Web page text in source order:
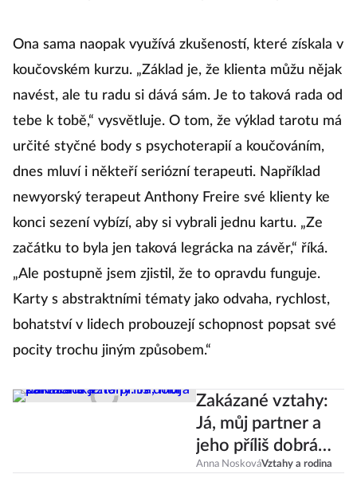
Ona sama naopak využívá zkušeností, které získala v
koučovském kurzu. „Základ je, že klienta můžu nějak
navést, ale tu radu si dává sám. Je to taková rada od
tebe k tobě,“ vysvětluje. O tom, že výklad tarotu má
určité styčné body s psychoterapií a koučováním,
dnes mluví i někteří seriózní terapeuti. Například
newyorský terapeut Anthony Freire své klienty ke
konci sezení vybízí, aby si vybrali jednu kartu. „Ze
začátku to byla jen taková legrácka na závěr,“ říká.
„Ale postupně jsem zjistil, že to opravdu funguje.
Karty s abstraktními tématy jako odvaha, rychlost,
bohatství v lidech probouzejí schopnost popsat své
pocity trochu jiným způsobem.“
Zakázané vztahy:
Já, můj partner a
jeho příliš dobrá
kamarádka
Anna NoskováVztahy a rodina